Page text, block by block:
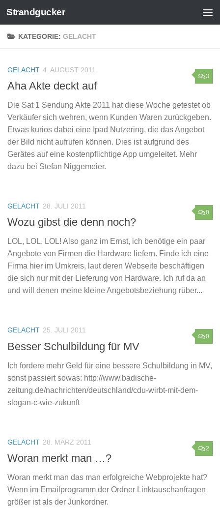
Zum Inhalt springen
Strandgucker
KATEGORIE: GELACHT
3
GELACHT 4. AUGUST 2011
Aha Akte deckt auf
Die Sat 1 Sendung Akte 2011 hat diese Woche getestet ob
Verkäufer sich wehren, wenn Kunden Waren zurückgeben.
Etwas kurios dabei eine Ipad Nutzering, die das Angebot
der Bild nicht aufrufen können. Dies ist aufgrund des
Gerätes auf eine kostenpflichtige App umgeleitet. Mehr
dazu bei Stefan Niggemeier.
0
GELACHT 28. JULI 2011
Wozu gibst die denn noch?
LOL, LOL, LOL! Also ganz im Ernst, ich benötige ein paar
Angebote von Firmen die Hardware liefern. Finde ich eine
Firma hier im Umkreis, laut deren Webseite beschäftigen
die sich nur mit der Lieferung von Hardware. Ich ruf da an
und will denen meine kleine Angebotsbeziehung rüber...
0
GELACHT 25. JULI 2011
Besser Schulbildung für MV
Ich fordere mehr Geld für eine bessere Schulbildung in MV,
sonst passiert sowas: http://www.badische-
zeitung.de/nachrichten/deutschland/cdu-wirbt-mit-dem-
slogan-c-wie-zukunft
2
GELACHT 28. MÄRZ 2011
Woran merkt man …?
Woran merkt man das man erfolgreiche Webprojekte hat?
Wenn im Emailprogramm der Ordner Linktauschanfragen
größer ist als der Junkordner.